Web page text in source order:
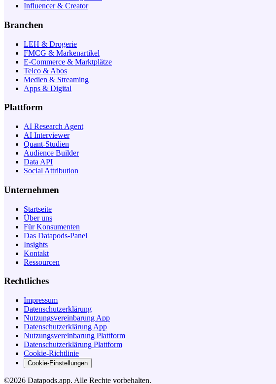
Influencer & Creator
Branchen
LEH & Drogerie
FMCG & Markenartikel
E-Commerce & Marktplätze
Telco & Abos
Medien & Streaming
Apps & Digital
Plattform
AI Research Agent
AI Interviewer
Quant-Studien
Audience Builder
Data API
Social Attribution
Unternehmen
Startseite
Über uns
Für Konsumenten
Das Datapods-Panel
Insights
Kontakt
Ressourcen
Rechtliches
Impressum
Datenschutzerklärung
Nutzungsvereinbarung App
Datenschutzerklärung App
Nutzungsvereinbarung Plattform
Datenschutzerklärung Plattform
Cookie-Richtlinie
Cookie-Einstellungen
©2026 Datapods.app. Alle Rechte vorbehalten.